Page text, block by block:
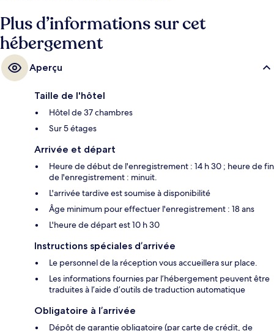
Plus d’informations sur cet
hébergement
Aperçu
Taille de l'hôtel
Hôtel de 37 chambres
Sur 5 étages
Arrivée et départ
Heure de début de l'enregistrement : 14 h 30 ; heure de fin
de l'enregistrement : minuit.
L'arrivée tardive est soumise à disponibilité
Âge minimum pour effectuer l'enregistrement : 18 ans
L'heure de départ est 10 h 30
Instructions spéciales d’arrivée
Le personnel de la réception vous accueillera sur place.
Les informations fournies par l’hébergement peuvent être
traduites à l’aide d’outils de traduction automatique
Obligatoire à l’arrivée
Dépôt de garantie obligatoire (par carte de crédit, de